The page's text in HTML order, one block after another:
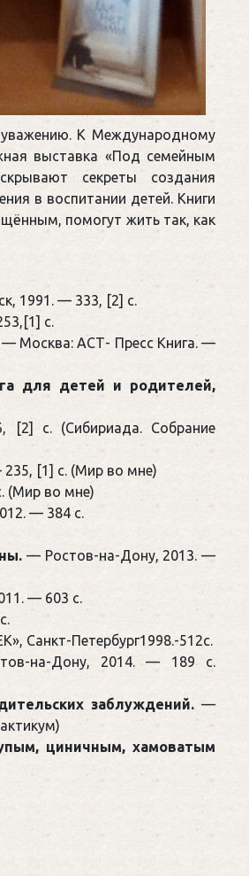
К Международному
выставка «Под семейным
секреты создания
в воспитании детей. Книги
помогут жить так, как
1991. — 333, [2] с.
с.
Москва: АСТ- Пресс Книга. —
для детей и родителей,
с. (Сибириада. Собрание
[1] с. (Мир во мне)
(Мир во мне)
— 384 с.
— Ростов-на-Дону, 2013. —
— 603 с.
Санкт-Петербург1998.-512с.
на-Дону, 2014. — 189 с.
заблуждений.—
циничным, хамоватым